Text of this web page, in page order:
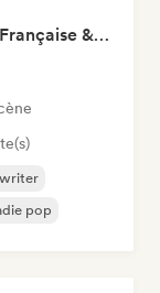
Oh là là Tunes 🥖 Chanson Française & Nouvelle Scène Française
pop